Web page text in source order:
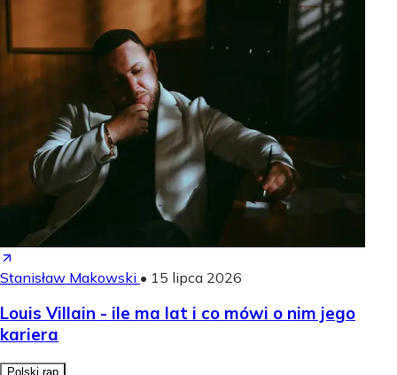
Stanisław Makowski • 15 lipca 2026
Louis Villain - ile ma lat i co mówi o nim jego
kariera
Polski rap